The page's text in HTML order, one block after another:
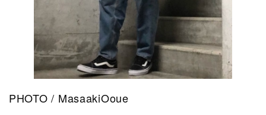
PHOTO / MasaakiOoue